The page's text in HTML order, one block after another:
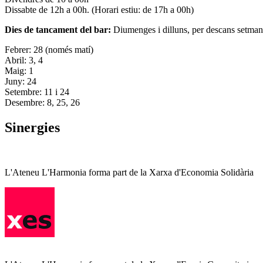
Dissabte de 12h a 00h. (Horari estiu: de 17h a 00h)
Dies de tancament del bar: Diumenges i dilluns, per descans
Febrer: 28 (només matí)
Abril: 3, 4
Maig: 1
Juny: 24
Setembre: 11 i 24
Desembre: 8, 25, 26
Sinergies
L'Ateneu L'Harmonia forma part de la Xarxa d'Economia Solidària